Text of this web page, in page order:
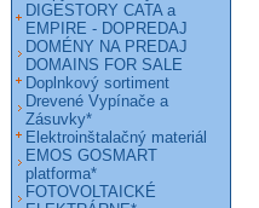
DIGESTORY CATA a
EMPIRE - DOPREDAJ
DOMÉNY NA PREDAJ
DOMAINS FOR SALE
Doplnkový sortiment
Drevené Vypínače a
Zásuvky*
Elektroinštalačný materiál
EMOS GOSMART
platforma*
FOTOVOLTAICKÉ